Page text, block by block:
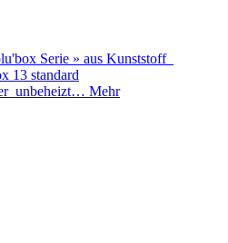
Serie » aus Kunststoff
standard
unbeheizt… Mehr